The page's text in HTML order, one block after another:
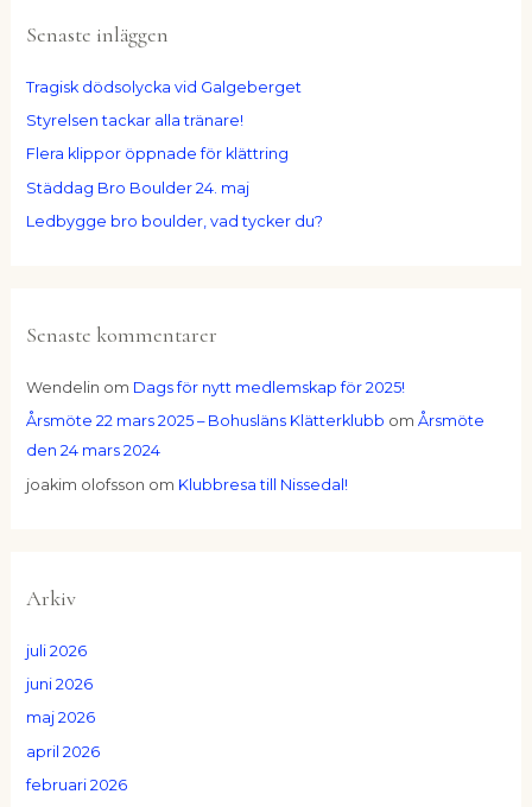
f
e
r
:
Senaste inläggen
Tragisk dödsolycka vid Galgeberget
Styrelsen tackar alla tränare!
Flera klippor öppnade för klättring
Städdag Bro Boulder 24. maj
Ledbygge bro boulder, vad tycker du?
Senaste kommentarer
Wendelin om Dags för nytt medlemskap för 2025!
Årsmöte 22 mars 2025 – Bohusläns Klätterklubb om Årsmöte
den 24 mars 2024
joakim olofsson om Klubbresa till Nissedal!
Arkiv
juli 2026
juni 2026
maj 2026
april 2026
februari 2026